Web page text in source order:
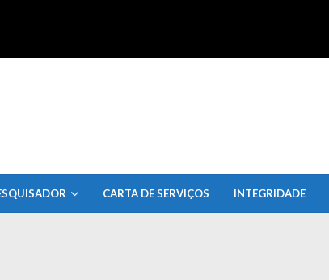
CARTA DE SERVIÇOS INTEGRIDADE